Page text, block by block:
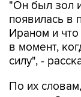
Ираном и что
в момент,
силу", -
По их
подобные